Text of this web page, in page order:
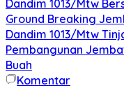
Dandim 1013/Mtw
Ground Breaking
Dandim 1013/Mtw
Pembangunan
Buah
Komentar